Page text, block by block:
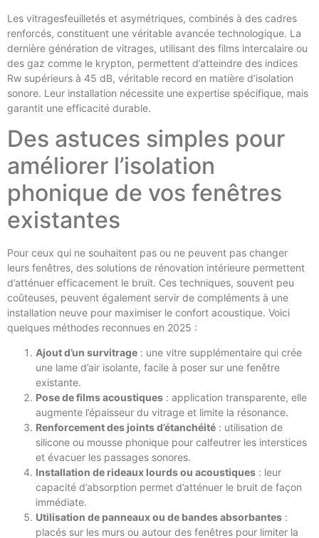
Les vitragesfeuilletés et asymétriques, combinés à des cadres
renforcés, constituent une véritable avancée technologique. La
dernière génération de vitrages, utilisant des films intercalaire ou
des gaz comme le krypton, permettent d’atteindre des indices
Rw supérieurs à 45 dB, véritable record en matière d’isolation
sonore. Leur installation nécessite une expertise spécifique, mais
garantit une efficacité durable.
Des astuces simples pour
améliorer l’isolation
phonique de vos fenêtres
existantes
Pour ceux qui ne souhaitent pas ou ne peuvent pas changer
leurs fenêtres, des solutions de rénovation intérieure permettent
d’atténuer efficacement le bruit. Ces techniques, souvent peu
coûteuses, peuvent également servir de compléments à une
installation neuve pour maximiser le confort acoustique. Voici
quelques méthodes reconnues en 2025 :
Ajout d’un survitrage : une vitre supplémentaire qui crée
une lame d’air isolante, facile à poser sur une fenêtre
existante.
Pose de films acoustiques : application transparente, elle
augmente l’épaisseur du vitrage et limite la résonance.
Renforcement des joints d’étanchéité : utilisation de
silicone ou mousse phonique pour calfeutrer les interstices
et évacuer les passages sonores.
Installation de rideaux lourds ou acoustiques : leur
capacité d’absorption permet d’atténuer le bruit de façon
immédiate.
Utilisation de panneaux ou de bandes absorbantes :
placés sur les murs ou autour des fenêtres pour limiter la